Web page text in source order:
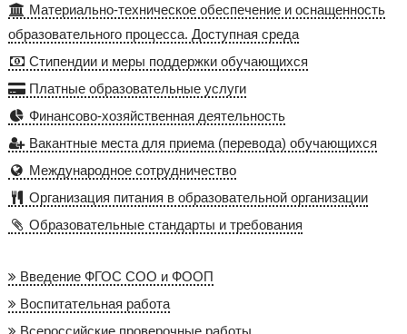
Материально-техническое обеспечение и оснащенность
образовательного процесса. Доступная среда
Стипендии и меры поддержки обучающихся
Платные образовательные услуги
Финансово-хозяйственная деятельность
Вакантные места для приема (перевода) обучающихся
Международное сотрудничество
Организация питания в образовательной организации
Образовательные стандарты и требования
Введение ФГОС СОО и ФООП
Воспитательная работа
Всероссийские проверочные работы